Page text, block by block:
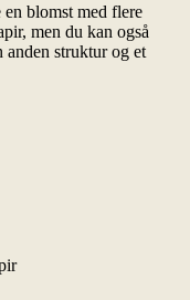
blomst med flere
men du kan også
anden struktur og et